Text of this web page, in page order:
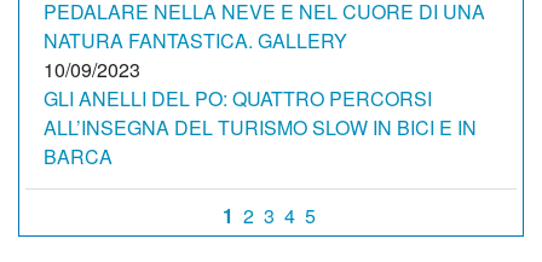
PEDALARE NELLA NEVE E NEL CUORE DI UNA
NATURA FANTASTICA. GALLERY
10/09/2023
GLI ANELLI DEL PO: QUATTRO PERCORSI
ALL’INSEGNA DEL TURISMO SLOW IN BICI E IN
BARCA
1 2 3 4 5